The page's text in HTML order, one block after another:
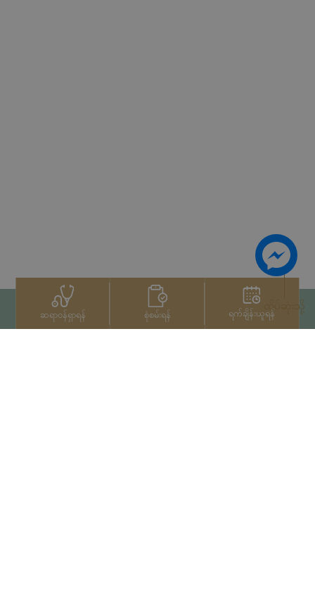
ဆရာဝန်ရှာရန် စုံစမ်းရန် ရက်ချိန်းယူရန်ထိပ်ဆုံးသို့